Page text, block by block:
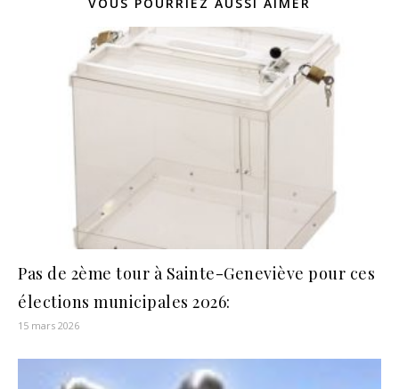
Pas de 2ème tour à Sainte-Geneviève pour ces
élections municipales 2026:
15 mars 2026